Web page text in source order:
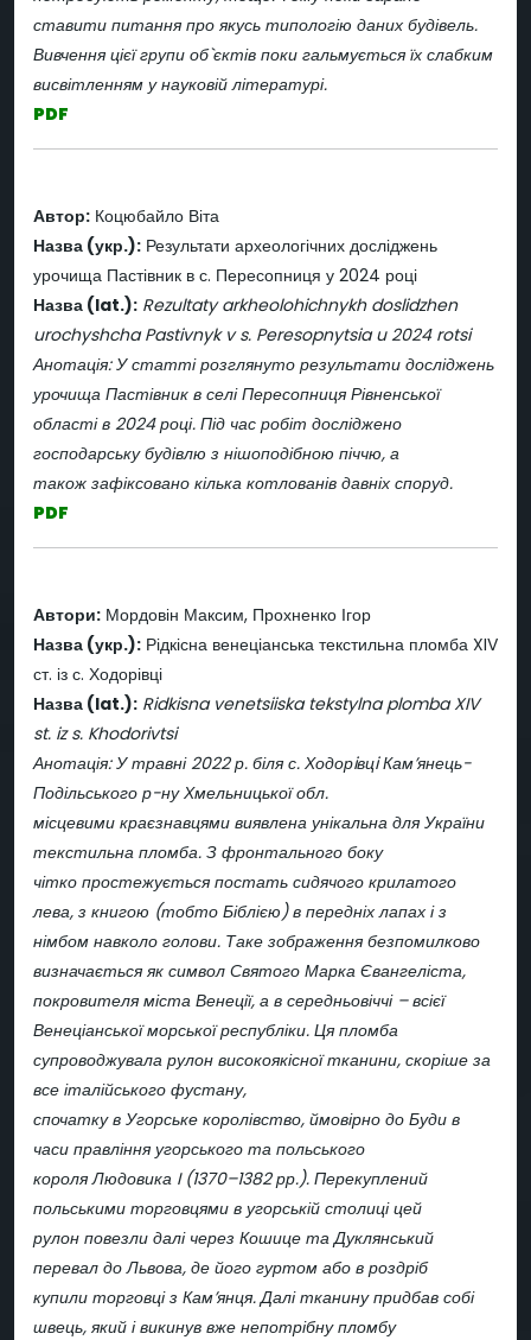
ставити питання про якусь типологію даних будівель.
Вивчення цієї групи об`єктів поки гальмується їх слабким
висвітленням у науковій літературі.
PDF
Автор: Коцюбайло Віта
Назва (укр.): Результати археологічних досліджень
урочища Пастівник в с. Пересопниця у 2024 році
Назва (lat.): Rezultaty arkheolohichnykh doslidzhen
urochyshcha Pastivnyk v s. Peresopnytsia u 2024 rotsi
Анотація: У статті розглянуто результати досліджень
урочища Пастівник в селі Пересопниця Рівненської
області в 2024 році. Під час робіт досліджено
господарську будівлю з нішоподібною піччю, а
також зафіксовано кілька котлованів давніх споруд.
PDF
Автори: Мордовін Максим, Прохненко Ігор
Назва (укр.): Рідкісна венеціанська текстильна пломба XIV
ст. із с. Ходорівці
Назва (lat.): Ridkisna venetsiiska tekstylna plomba XIV
st. iz s. Khodorivtsi
Анотація: У травні 2022 р. біля с. Ходорiвцi Кам’янець-
Подільського р-ну Хмельницької обл.
місцевими краєзнавцями виявлена унікальна для України
текстильна пломба. З фронтального боку
чітко простежується постать сидячого крилатого
лева, з книгою (тобто Біблією) в передніх лапах і з
німбом навколо голови. Таке зображення безпомилково
визначається як символ Святого Марка Євангеліста,
покровителя міста Венеції, а в середньовіччі – всієї
Венеціанської морської республіки. Ця пломба
супроводжувала рулон високоякісної тканини, скоріше за
все італійського фустану,
спочатку в Угорське королівство, ймовірно до Буди в
часи правління угорського та польського
короля Людовика I (1370–1382 рр.). Перекуплений
польськими торговцями в угорській столиці цей
рулон повезли далі через Кошице та Дуклянський
перевал до Львова, де його гуртом або в роздріб
купили торговці з Кам’янця. Далі тканину придбав собі
швець, який і викинув вже непотрібну пломбу